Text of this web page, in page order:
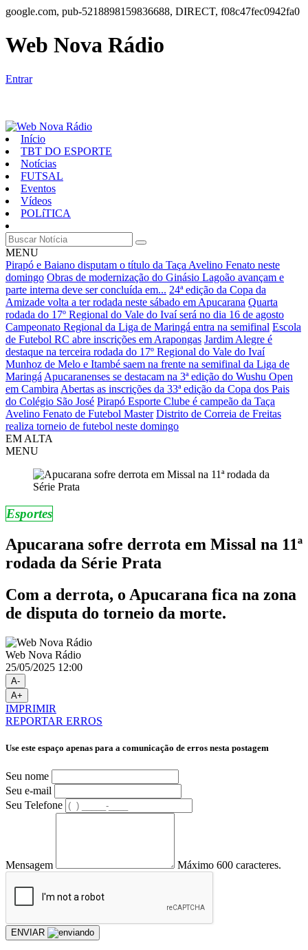
google.com, pub-5218898159836688, DIRECT, f08c47fec0942fa0
Web Nova Rádio
Entrar
Início
TBT DO ESPORTE
Notícias
FUTSAL
Eventos
Vídeos
POLíTICA
MENU
Pirapó e Baiano disputam o título da Taça Avelino Fenato neste
domingo Obras de modernização do Ginásio Lagoão avançam e
parte interna deve ser concluída em... 24ª edição da Copa da
Amizade volta a ter rodada neste sábado em Apucarana Quarta
rodada do 17º Regional do Vale do Ivaí será no dia 16 de agosto
Campeonato Regional da Liga de Maringá entra na semifinal Escola
de Futebol RC abre inscrições em Arapongas Jardim Alegre é
destaque na terceira rodada do 17º Regional do Vale do Ivaí
Munhoz de Melo e Itambé saem na frente na semifinal da Liga de
Maringá Apucaranenses se destacam na 3ª edição do Wushu Open
em Cambira Abertas as inscrições da 33ª edição da Copa dos Pais
do Colégio São José Pirapó Esporte Clube é campeão da Taça
Avelino Fenato de Futebol Master Distrito de Correia de Freitas
realiza torneio de futebol neste domingo
EM ALTA
MENU
Esportes
Apucarana sofre derrota em Missal na 11ª
rodada da Série Prata
Com a derrota, o Apucarana fica na zona
de disputa do torneio da morte.
Web Nova Rádio
25/05/2025 12:00
A-
A+
IMPRIMIR
REPORTAR ERROS
Use este espaço apenas para a comunicação de erros nesta postagem
Seu nome
Seu e-mail
Seu Telefone
Mensagem Máximo 600 caracteres.
ENVIAR